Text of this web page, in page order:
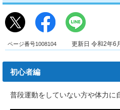
ページ番号1008104 更新日 令和2年6
初心者編
普段運動をしていない方や体力に